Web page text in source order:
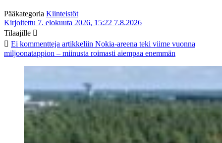
Pääkategoria Kiinteistöt
Kirjoitettu 7. elokuuta 2026, 15:22 7.8.2026
Tilaajille
Ei kommentteja artikkeliin Nokia-areena teki viime vuonna
miljoonatappion – miinusta roimasti aiempaa enemmän